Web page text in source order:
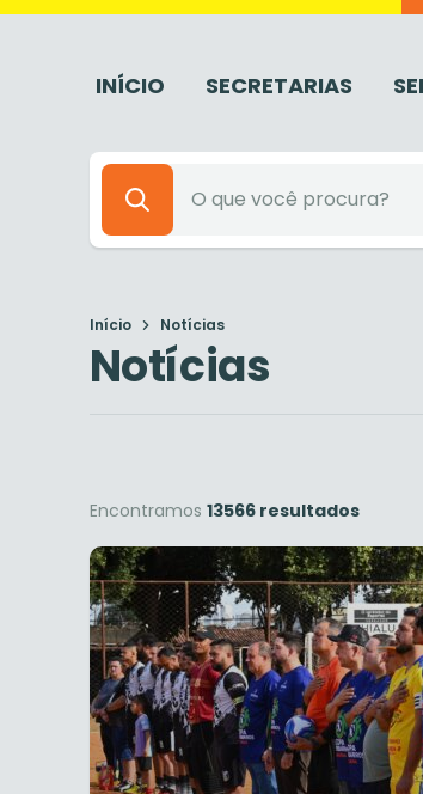
INÍCIO SECRETARIAS
Início Notícias
Notícias
Encontramos 13566 resultados